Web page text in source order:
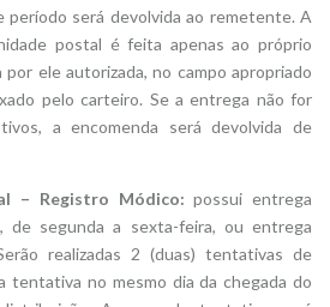
período será devolvida ao remetente. A
postal é feita apenas ao próprio
ele autorizada, no campo apropriado
pelo carteiro. Se a entrega não for
a encomenda será devolvida de
– Registro Módico: possui entrega
de segunda a sexta-feira, ou entrega
realizadas 2 (duas) tentativas de
tentativa no mesmo dia da chegada do